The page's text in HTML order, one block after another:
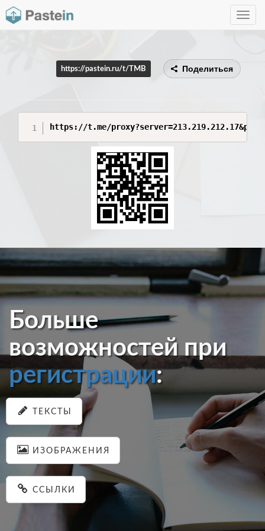
Toggle
https://pastein.ru/t/TMB Поделиться
https://t.me/
Больше
возможностей при
регистрации:
ТЕКСТЫ
ИЗОБРАЖЕНИЯ
ССЫЛКИ